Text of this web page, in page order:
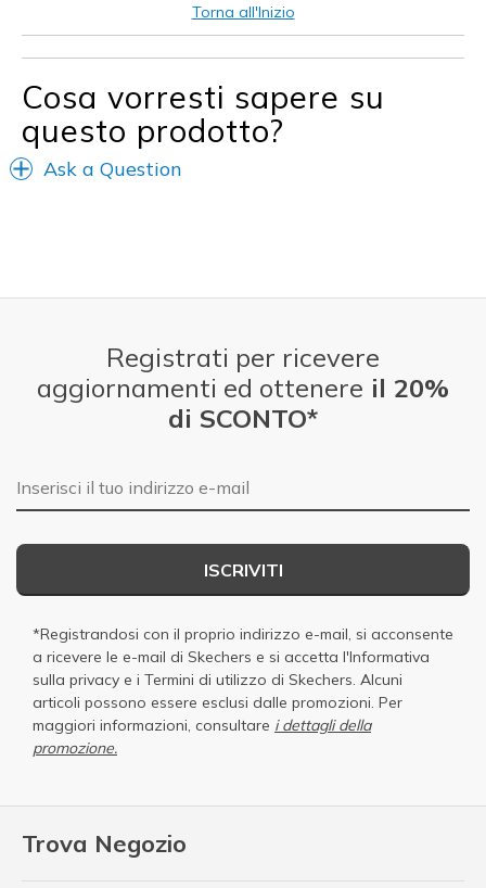
Torna all'Inizio
Cosa vorresti sapere su
questo prodotto?
Ask a Question
Trova Negozio
Registrati per ricevere
aggiornamenti ed ottenere il 20%
di SCONTO*
E-mail
ISCRIVITI
*Registrandosi con il proprio indirizzo e-mail, si acconsente
a ricevere le e-mail di Skechers e si accetta l'Informativa
sulla privacy e i Termini di utilizzo di Skechers. Alcuni
articoli possono essere esclusi dalle promozioni. Per
maggiori informazioni, consultare i dettagli della
promozione.